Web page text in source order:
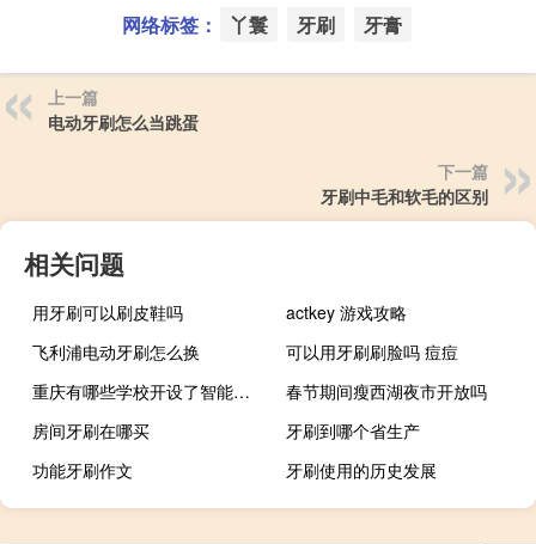
网络标签： 丫鬟 牙刷 牙膏
上一篇
电动牙刷怎么当跳蛋
下一篇
牙刷中毛和软毛的区别
相关问题
用牙刷可以刷皮鞋吗
actkey 游戏攻略
飞利浦电动牙刷怎么换
可以用牙刷刷脸吗 痘痘
重庆有哪些学校开设了智能医学工程专业
春节期间瘦西湖夜市开放吗
房间牙刷在哪买
牙刷到哪个省生产
功能牙刷作文
牙刷使用的历史发展